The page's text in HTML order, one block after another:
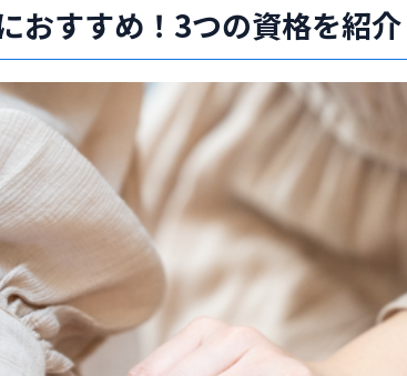
おすすめ！3つの資格を紹介